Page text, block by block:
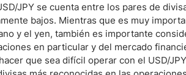
JPY se cuenta entre los pares de
bajos. Mientras que es muy
y el yen, también es importante
en particular y del mercado
que sea difícil operar con el USD/